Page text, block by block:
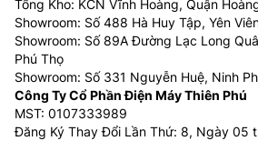
Tổng Kho: KCN Vĩnh Hoàng, Quận
Showroom: Số 488 Hà Huy Tập, Yên
Showroom: Số 89A Đường Lạc Long
Phú Thọ
Showroom: Số 331 Nguyễn Huệ, Ninh
Công Ty Cổ Phần Điện Máy Thiên Phú
MST: 0107333989
Đăng Ký Thay Đổi Lần Thứ: 8, Ngày 05